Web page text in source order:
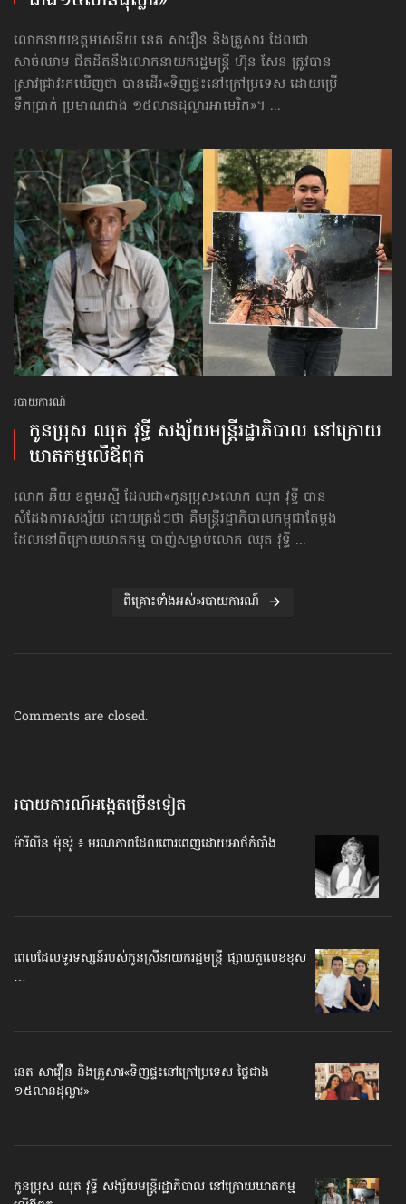
លោកនាយឧត្ដមសេនីយ នេត សាវឿន និងគ្រួសារ ដែលជា
សាច់ឈាម ជិតដិតនឹងលោកនាយករដ្ឋមន្ត្រី ហ៊ុន សែន ត្រូវបាន
ស្រាវជ្រាវ​រកឃើញថា បានដើរ«ទិញ​ផ្ទះ​នៅក្រៅ​ប្រទេស ដោយប្រើ
ទឹកប្រាក់ ប្រមាណជាង ១៥លានដុល្លារ​អាមេរិក»។ ...
របាយការណ៍
កូនប្រុស ឈុត វុទ្ធី សង្ស័យ​មន្ត្រីរដ្ឋាភិបាល នៅក្រោយ
ឃាតកម្ម​លើឪពុក
លោក ឆឺយ ឧត្ដមរស្មី ដែលជា«កូនប្រុស»លោក ឈុត វុទ្ធី បាន
សំដែងការសង្ស័យ ដោយត្រង់ៗថា គឺមន្ត្រីរដ្ឋាភិបាលកម្ពុជាតែម្ដង
ដែលនៅពីក្រោយឃាតកម្ម បាញ់សម្លាប់លោក ឈុត វុទ្ធី ...
ពិគ្រោះទាំងអស់»របាយការណ៍
Comments are closed.
របាយការណ៍អង្កេតច្រើនទៀត
ម៉ារីលីន ម៉ុនរ៉ូ ៖ មរណភាព​ដែលពោរពេញ​ដោយអាថ៌កំបាំង
ពេលដែលទូរទស្សន៍​របស់កូនស្រី​នាយករដ្ឋមន្ត្រី ផ្សាយតួលេខខុស
…
នេត សាវឿន និង​គ្រួសារ​«ទិញ​ផ្ទះ​នៅក្រៅ​ប្រទេស ថ្លៃជាង​
១៥លាន​ដុល្លារ»
កូនប្រុស ឈុត វុទ្ធី សង្ស័យ​មន្ត្រីរដ្ឋាភិបាល នៅក្រោយឃាតកម្ម​